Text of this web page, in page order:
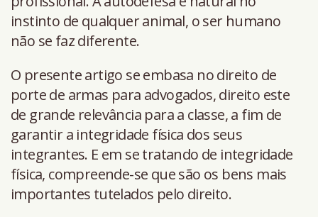
instinto de qualquer animal, o ser humano
não se faz diferente.
O presente artigo se embasa no direito de
porte de armas para advogados, direito este
de grande relevância para a classe, a fim de
garantir a integridade física dos seus
integrantes. E em se tratando de integridade
física, compreende-se que são os bens mais
importantes tutelados pelo direito.